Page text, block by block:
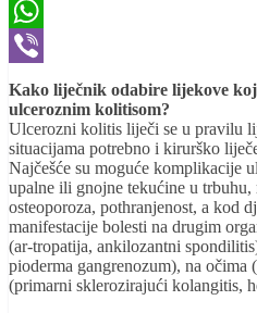
Messenger
WhatsApp
Viber
Kako liječnik odabire lijekove
ulceroznim kolitisom?
Ulcerozni kolitis liječi se u pravilu
situacijama potrebno i kirurško
Najčešće su moguće komplikacije
upalne ili gnojne tekućine u trbuhu,
osteoporoza, pothranjenost, a kod
manifestacije bolesti na drugim
(ar-tropatija, ankilozantni
pioderma gangrenozum), na očima
(primarni sklerozirajući kolangitis,